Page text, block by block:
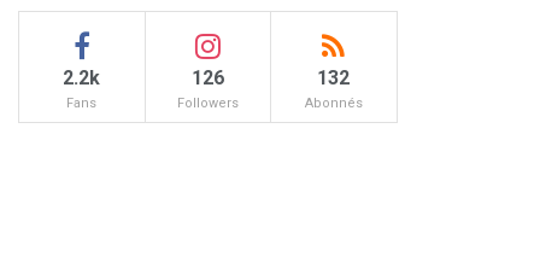
2.2k
Fans
126
Followers
132
Abonnés